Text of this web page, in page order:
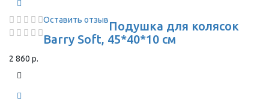
Оставить отзывПодушка для колясок
Barry Soft, 45*40*10 см
2 860 р.